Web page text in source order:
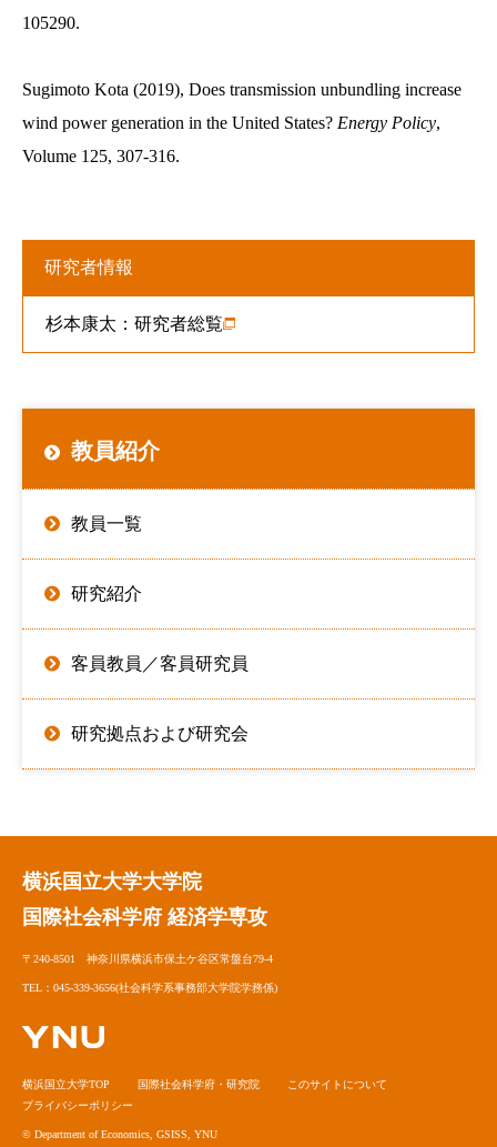
105290.
Sugimoto Kota (2019), Does transmission unbundling increase
wind power generation in the United States? Energy Policy,
Volume 125, 307-316.
研究者情報
杉本康太： 研究者総覧
教員紹介
教員一覧
研究紹介
客員教員／客員研究員
研究拠点および研究会
横浜国立大学大学院
国際社会科学府 経済学専攻
〒240-8501 神奈川県横浜市保土ケ谷区常盤台79-4
TEL：045-339-3656(社会科学系事務部大学院学務係)
横浜国立大学TOP 国際社会科学府・研究院
このサイトについて
プライバシーポリシー
© Department of Economics, GSISS, YNU